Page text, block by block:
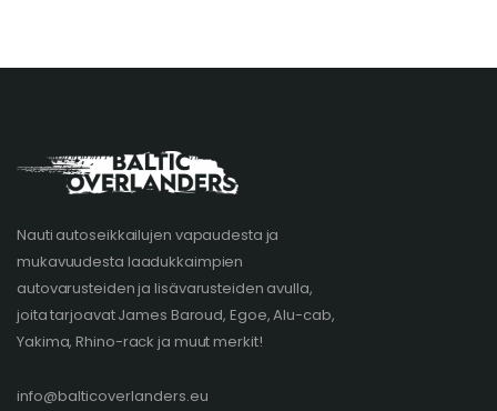
Nauti autoseikkailujen vapaudesta ja
mukavuudesta laadukkaimpien
autovarusteiden ja lisävarusteiden avulla,
joita tarjoavat James Baroud, Egoe, Alu-cab,
Yakima, Rhino-rack ja muut merkit!
info@balticoverlanders.eu